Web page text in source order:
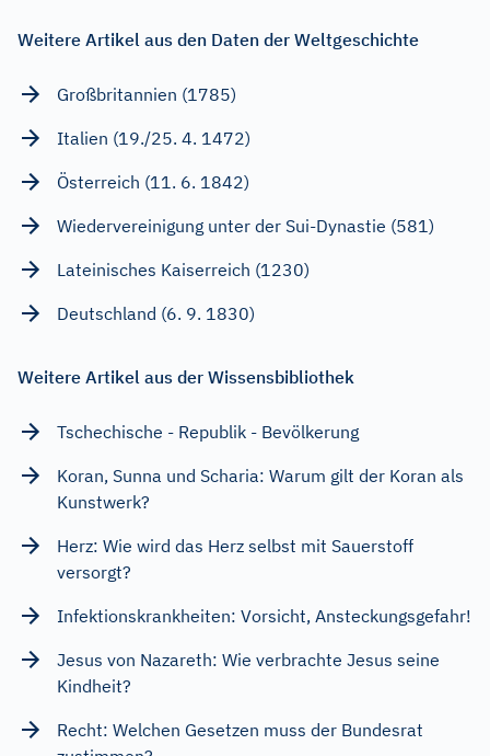
Weitere Artikel aus den Daten der Weltgeschichte
Großbritannien (1785)
Italien (19./25. 4. 1472)
Österreich (11. 6. 1842)
Wiedervereinigung unter der Sui-Dynastie (581)
Lateinisches Kaiserreich (1230)
Deutschland (6. 9. 1830)
Weitere Artikel aus der Wissensbibliothek
Tschechische - Republik - Bevölkerung
Koran, Sunna und Scharia: Warum gilt der Koran als
Kunstwerk?
Herz: Wie wird das Herz selbst mit Sauerstoff
versorgt?
Infektionskrankheiten: Vorsicht, Ansteckungsgefahr!
Jesus von Nazareth: Wie verbrachte Jesus seine
Kindheit?
Recht: Welchen Gesetzen muss der Bundesrat